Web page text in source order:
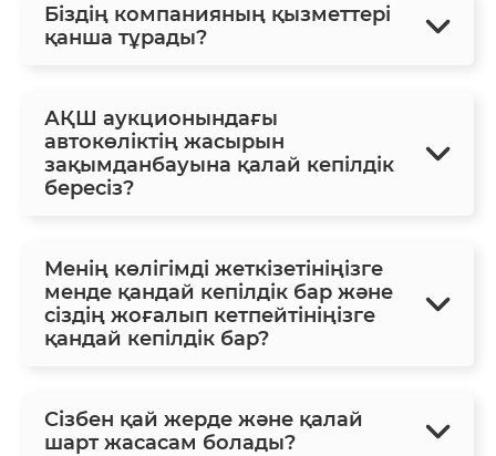
Біздің компанияның қызметтері
қанша тұрады?
АҚШ аукционындағы
автокөліктің жасырын
зақымданбауына қалай кепілдік
бересіз?
Менің көлігімді жеткізетініңізге
менде қандай кепілдік бар және
сіздің жоғалып кетпейтініңізге
қандай кепілдік бар?
Сізбен қай жерде және қалай
шарт жасасам болады?